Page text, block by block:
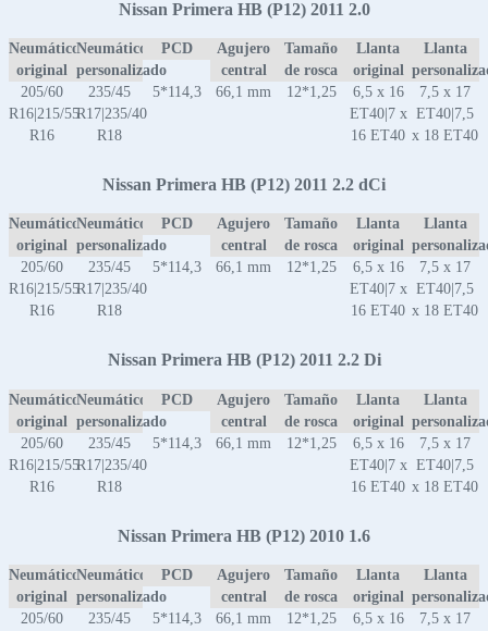
Nissan Primera HB (P12) 2011 2.0
Neumático
original
Neumático
personalizado
PCD
Agujero
central
Tamaño
de rosca
Llanta
original
Llanta
205/60
R16|215/55
R16
235/45
R17|235/40
R18
5*114,3 66,1 mm 12*1,25
6,5 x 16
ET40|7 x
16 ET40
7,5 x 17
ET40|7,5
x 18 ET40
Nissan Primera HB (P12) 2011 2.2 dCi
Neumático
original
Neumático
personalizado
PCD
Agujero
central
Tamaño
de rosca
Llanta
original
Llanta
205/60
R16|215/55
R16
235/45
R17|235/40
R18
5*114,3 66,1 mm 12*1,25
6,5 x 16
ET40|7 x
16 ET40
7,5 x 17
ET40|7,5
x 18 ET40
Nissan Primera HB (P12) 2011 2.2 Di
Neumático
original
Neumático
personalizado
PCD
Agujero
central
Tamaño
de rosca
Llanta
original
Llanta
205/60
R16|215/55
R16
235/45
R17|235/40
R18
5*114,3 66,1 mm 12*1,25
6,5 x 16
ET40|7 x
16 ET40
7,5 x 17
ET40|7,5
x 18 ET40
Nissan Primera HB (P12) 2010 1.6
Neumático
original
Neumático
personalizado
PCD
Agujero
central
Tamaño
de rosca
Llanta
original
Llanta
205/60
235/45
5*114,3 66,1 mm 12*1,25
6,5 x 16
7,5 x 17